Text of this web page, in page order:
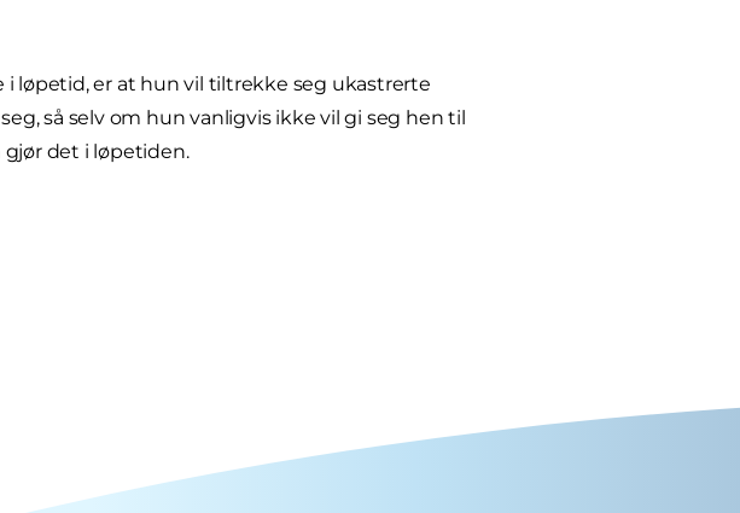
løpetid, er at hun vil tiltrekke seg ukastrerte
så selv om hun vanligvis ikke vil gi seg hen til
det i løpetiden.